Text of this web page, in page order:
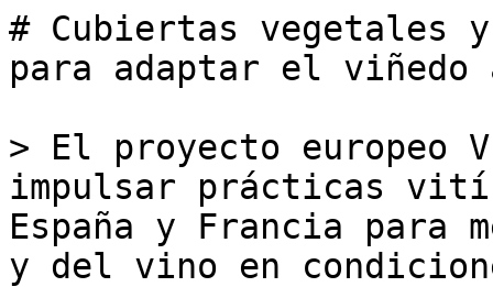
# Cubiertas vegetales
para adaptar el
> El proyecto europeo
impulsar prácticas
España y Francia para
y del vino en